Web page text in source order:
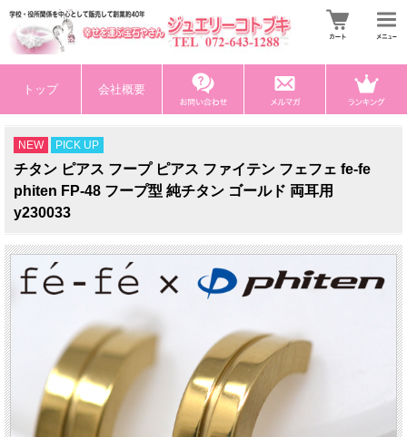
トップ 会社概要
NEW PICK UP
チタン ピアス フープ ピアス ファイテン フェフェ fe-fe
phiten FP-48 フープ型 純チタン ゴールド 両耳用
y230033